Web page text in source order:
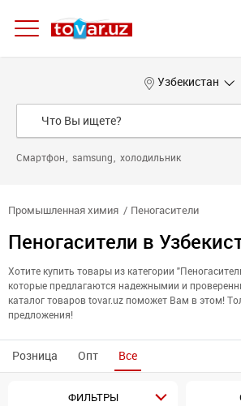
Узбекистан
Смартфон samsung холодильник
Промышленная химия Пеногасители
Пеногасители в
Хотите купить товары из категории
которые предлагаются надежнымии и
каталог товаров tovar.uz поможет Вам в этом!
предложения!
Розница Опт Все
ФИЛЬТРЫ